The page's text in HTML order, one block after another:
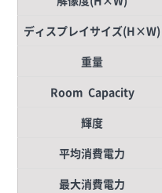
ディスプレイサイズ(H×W)
重量
Room Capacity
輝度
平均消費電力
最大消費電力